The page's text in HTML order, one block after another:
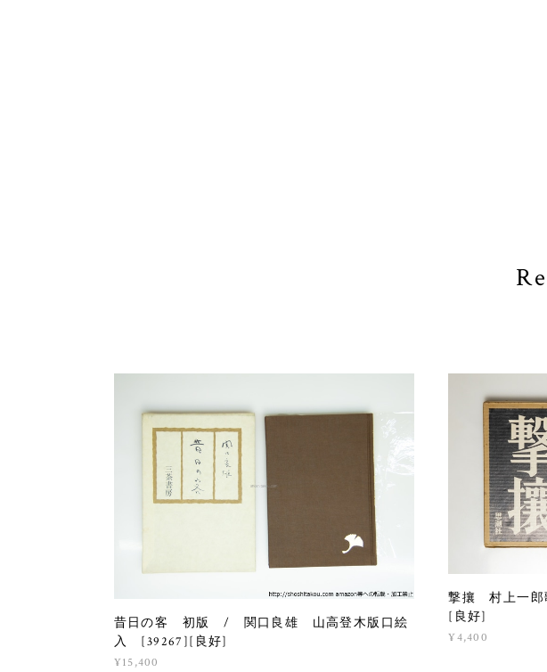
昔日の客 初版 / 関口良雄 山高登木版口絵
入 [39267][良好]
¥15,400
撃攘 村上一
[良好]
¥4,400